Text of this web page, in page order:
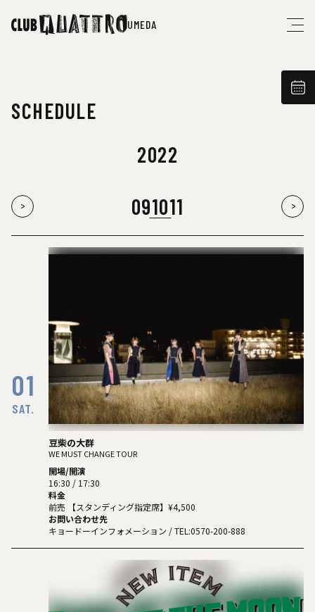
UMEDA
SCHEDULE
2022
091011
01
SAT.
豆柴の大群
WE MUST CHANGE TOUR
開場/開演
16:30 / 17:30
料金
前売 【スタンディング指定席】¥4,500
お問い合わせ先
キョードーインフォメーション / TEL:0570-200-888